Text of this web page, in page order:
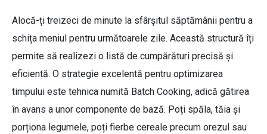
Alocă-ți treizeci de minute la sfârșitul săptămânii pentru a
schița meniul pentru următoarele zile. Această structură îți
permite să realizezi o listă de cumpărături precisă și
eficientă. O strategie excelentă pentru optimizarea
timpului este tehnica numită Batch Cooking, adică gătirea
în avans a unor componente de bază. Poți spăla, tăia și
porționa legumele, poți fierbe cereale precum orezul sau